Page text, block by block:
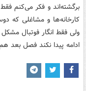
برگشته‌اند و فکر می‌کنم
کارخانه‌ها و مشاغلی که
ولی فقط انگار فوتبال
ادامه پیدا نکند فصل بعد هم